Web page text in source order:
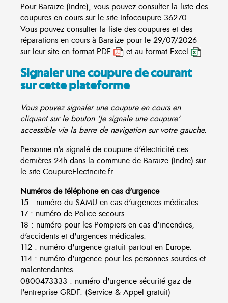
Pour Baraize (Indre), vous pouvez consulter la liste des
coupures en cours sur le site Infocoupure 36270.
Vous pouvez consulter la liste des coupures et des
réparations en cours à Baraize pour le 29/07/2026
sur leur site en format PDF
et au format Excel .
Signaler une coupure de courant
sur cette plateforme
Vous pouvez signaler une coupure en cours en
cliquant sur le bouton 'Je signale une coupure'
accessible via la barre de navigation sur votre gauche.
Personne n'a signalé de coupure d'électricité ces
dernières 24h dans la commune de Baraize (Indre) sur
le site CoupureElectricite.fr.
Numéros de téléphone en cas d'urgence
15 : numéro du SAMU en cas d'urgences médicales.
17 : numéro de Police secours.
18 : numéro pour les Pompiers en cas d'incendies,
d'accidents et d'urgences médicales.
112 : numéro d'urgence gratuit partout en Europe.
114 : numéro d'urgence pour les personnes sourdes et
malentendantes.
0800473333 : numéro d'urgence sécurité gaz de
l'entreprise GRDF. (Service & Appel gratuit)